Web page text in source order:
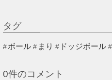
タグ
ボール まり ドッジボール
0件のコメント